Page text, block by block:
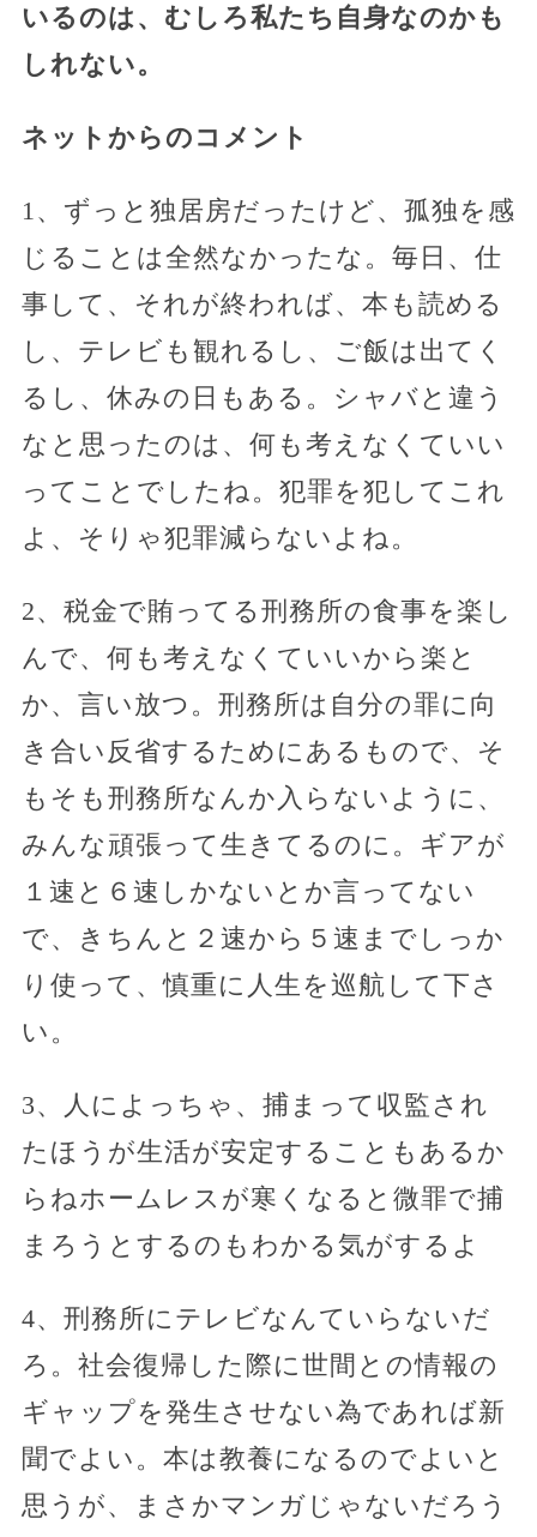
いるのは、むしろ私たち自身なのかも
しれない。
ネットからのコメント
1、ずっと独居房だったけど、孤独を感
じることは全然なかったな。毎日、仕
事して、それが終われば、本も読める
し、テレビも観れるし、ご飯は出てく
るし、休みの日もある。シャバと違う
なと思ったのは、何も考えなくていい
ってことでしたね。犯罪を犯してこれ
よ、そりゃ犯罪減らないよね。
2、税金で賄ってる刑務所の食事を楽し
んで、何も考えなくていいから楽と
か、言い放つ。刑務所は自分の罪に向
き合い反省するためにあるもので、そ
もそも刑務所なんか入らないように、
みんな頑張って生きてるのに。ギアが
１速と６速しかないとか言ってない
で、きちんと２速から５速までしっか
り使って、慎重に人生を巡航して下さ
い。
3、人によっちゃ、捕まって収監され
たほうが生活が安定することもあるか
らねホームレスが寒くなると微罪で捕
まろうとするのもわかる気がするよ
4、刑務所にテレビなんていらないだ
ろ。社会復帰した際に世間との情報の
ギャップを発生させない為であれば新
聞でよい。本は教養になるのでよいと
思うが、まさかマンガじゃないだろう